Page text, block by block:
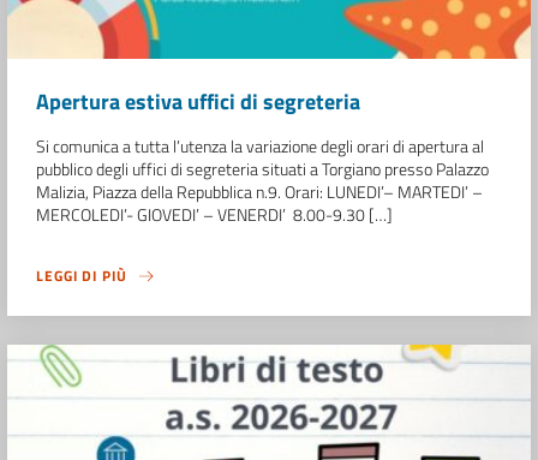
Apertura estiva uffici di segreteria
Si comunica a tutta l’utenza la variazione degli orari di apertura al
pubblico degli uffici di segreteria situati a Torgiano presso Palazzo
Malizia, Piazza della Repubblica n.9. Orari: LUNEDI’– MARTEDI’ –
MERCOLEDI’- GIOVEDI’ – VENERDI’ 8.00-9.30 […]
LEGGI DI PIÙ